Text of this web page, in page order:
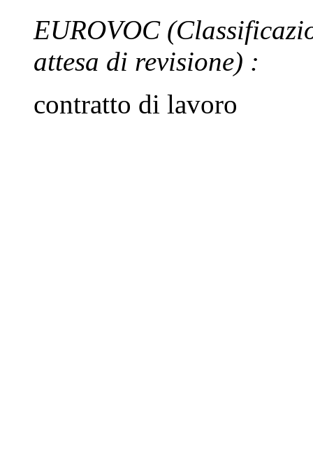
EUROVOC
attesa di revisione) :
contratto di lavoro